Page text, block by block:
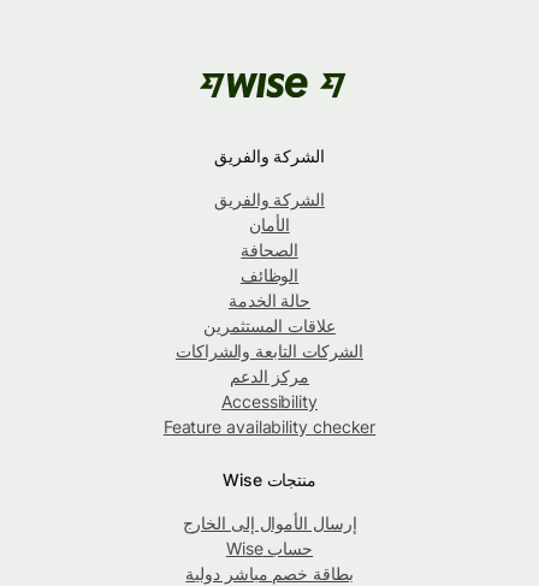
الشركة والفريق
الشركة والفريق
الأمان
الصحافة
الوظائف
حالة الخدمة
علاقات المستثمرين
الشركات التابعة والشراكات
مركز الدعم
Accessibility
Feature availability checker
منتجات Wise
إرسال الأموال إلى الخارج
حساب Wise
بطاقة خصم مباشر دولية